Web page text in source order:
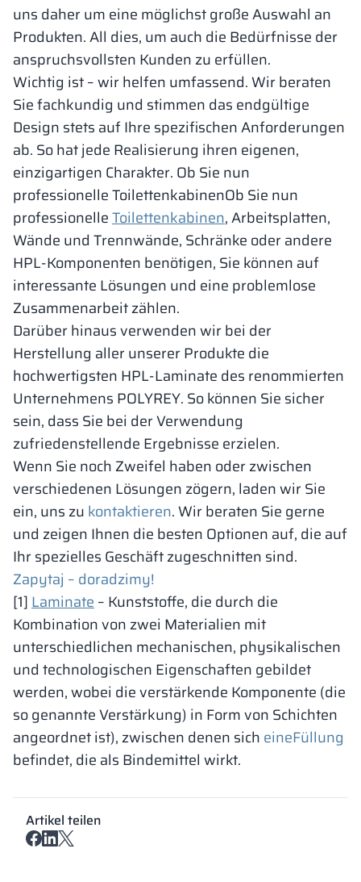
uns daher um eine möglichst große Auswahl an
Produkten. All dies, um auch die Bedürfnisse der
anspruchsvollsten Kunden zu erfüllen.
Wichtig ist – wir helfen umfassend. Wir beraten
Sie fachkundig und stimmen das endgültige
Design stets auf Ihre spezifischen Anforderungen
ab. So hat jede Realisierung ihren eigenen,
einzigartigen Charakter. Ob Sie nun
professionelle ToilettenkabinenOb Sie nun
professionelleToilettenkabinen, Arbeitsplatten,
Wände und Trennwände, Schränke oder andere
HPL-Komponenten benötigen, Sie können auf
interessante Lösungen und eine problemlose
Zusammenarbeit zählen.
Darüber hinaus verwenden wir bei der
Herstellung aller unserer Produkte die
hochwertigsten HPL-Laminate des renommierten
Unternehmens POLYREY. So können Sie sicher
sein, dass Sie bei der Verwendung
zufriedenstellende Ergebnisse erzielen.
Wenn Sie noch Zweifel haben oder zwischen
verschiedenen Lösungen zögern, laden wir Sie
ein, uns zu kontaktieren. Wir beraten Sie gerne
und zeigen Ihnen die besten Optionen auf, die auf
Ihr spezielles Geschäft zugeschnitten sind.
Zapytaj – doradzimy!
[1]Laminate– Kunststoffe, die durch die
Kombination von zwei Materialien mit
unterschiedlichen mechanischen, physikalischen
und technologischen Eigenschaften gebildet
werden, wobei die verstärkende Komponente (die
so genannte Verstärkung) in Form von Schichten
angeordnet ist), zwischen denen sich eineFüllung
befindet, die als Bindemittel wirkt.
Artikel teilen